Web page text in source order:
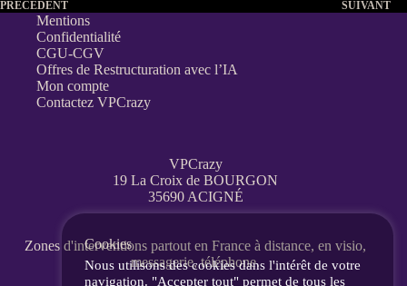
PRÉCÉDENT SUIVANT
Mentions
Confidentialité
CGU-CGV
Offres de Restructuration avec l’IA
Mon compte
Contactez VPCrazy
VPCrazy
19 La Croix de BOURGON
35690 ACIGNÉ
Zones d'interventions partout en France à distance, en visio,
messagerie, téléphone.
Cookies
Nous utilisons des cookies dans l'intérêt de votre
navigation. "Accepter tout" permet de tous les